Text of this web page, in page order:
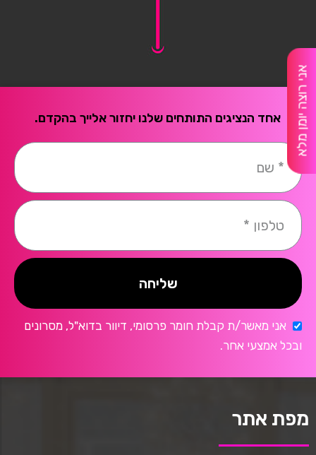
אני רוצה יומן מלא אחד הנציגים התותחים שלנו יחזור אלייך בהקדם.
שליחה
אני מאשר/ת קבלת חומר פרסומי, דיוור בדוא"ל, מסרונים
ובכל אמצעי אחר.
מפת אתר